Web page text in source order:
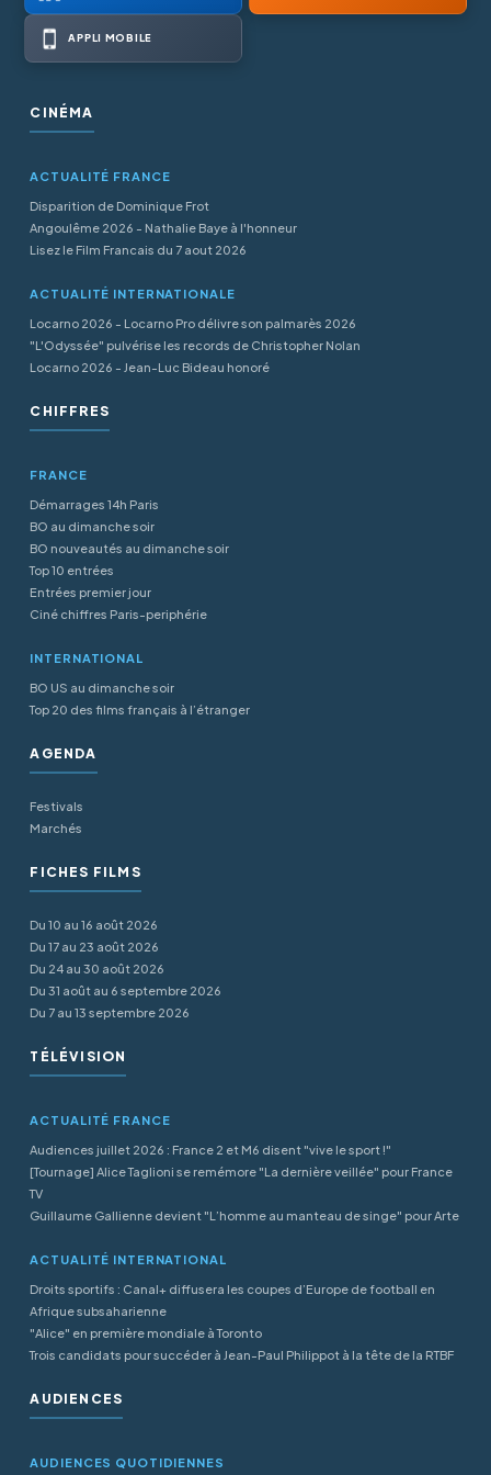
APPLI MOBILE
CINÉMA
ACTUALITÉ FRANCE
Disparition de Dominique Frot
Angoulême 2026 - Nathalie Baye à l'honneur
Lisez le Film Francais du 7 aout 2026
ACTUALITÉ INTERNATIONALE
Locarno 2026 - Locarno Pro délivre son palmarès 2026
"L'Odyssée" pulvérise les records de Christopher Nolan
Locarno 2026 - Jean-Luc Bideau honoré
CHIFFRES
FRANCE
Démarrages 14h Paris
BO au dimanche soir
BO nouveautés au dimanche soir
Top 10 entrées
Entrées premier jour
Ciné chiffres Paris-periphérie
INTERNATIONAL
BO US au dimanche soir
Top 20 des films français à l’étranger
AGENDA
Festivals
Marchés
FICHES FILMS
Du 10 au 16 août 2026
Du 17 au 23 août 2026
Du 24 au 30 août 2026
Du 31 août au 6 septembre 2026
Du 7 au 13 septembre 2026
TÉLÉVISION
ACTUALITÉ FRANCE
Audiences juillet 2026 : France 2 et M6 disent "vive le sport !"
[Tournage] Alice Taglioni se remémore "La dernière veillée" pour France
TV
Guillaume Gallienne devient "L’homme au manteau de singe" pour Arte
ACTUALITÉ INTERNATIONAL
Droits sportifs : Canal+ diffusera les coupes d’Europe de football en
Afrique subsaharienne
"Alice" en première mondiale à Toronto
Trois candidats pour succéder à Jean-Paul Philippot à la tête de la RTBF
AUDIENCES
AUDIENCES QUOTIDIENNES